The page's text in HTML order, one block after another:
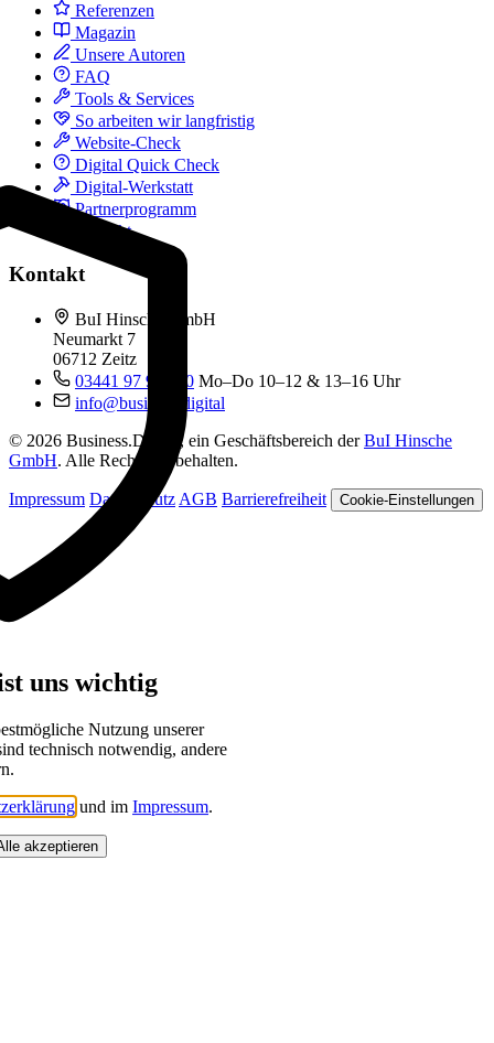
Referenzen
Magazin
Unsere Autoren
FAQ
Tools & Services
So arbeiten wir langfristig
Website-Check
Digital Quick Check
Digital-Werkstatt
Partnerprogramm
Kontakt
Kontakt
BuI Hinsche GmbH
Neumarkt 7
06712 Zeitz
03441 97 99 060 Mo–Do 10–12 & 13–16 Uhr
info@business.digital
© 2026 Business.Digital, ein Geschäftsbereich derBuI Hinsche
GmbH. Alle Rechte vorbehalten.
Impressum Datenschutz AGB Barrierefreiheit Cookie-Einstellungen
uns wichtig
Nutzung unserer
technisch notwendig, andere
und im Impressum.
akzeptieren